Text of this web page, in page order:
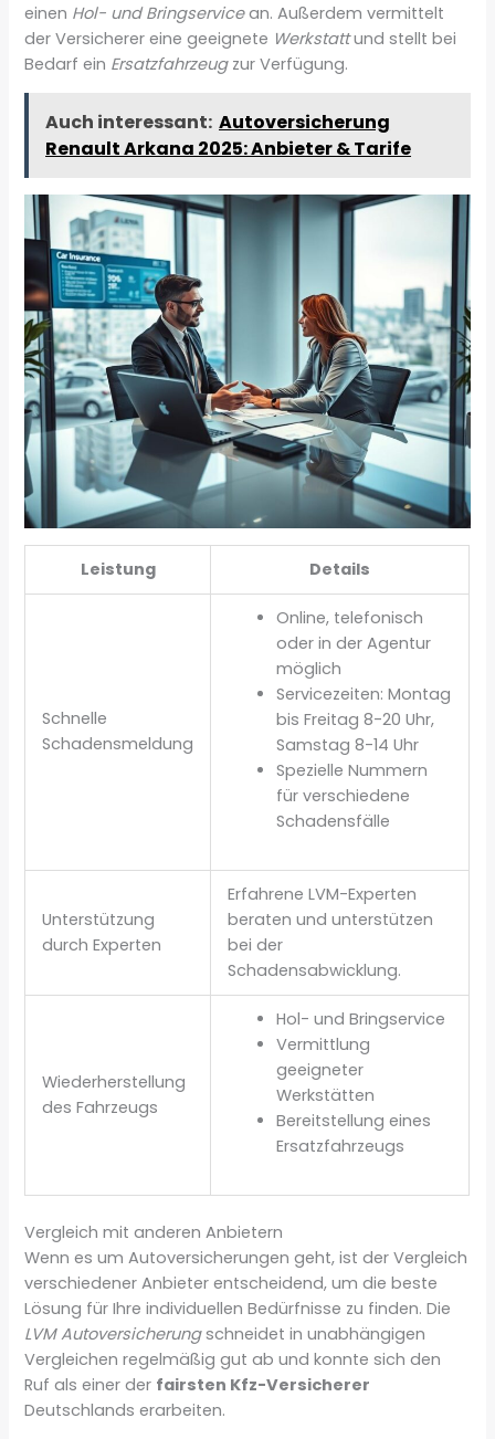
einen Hol- und Bringservicean. Außerdem vermittelt
der Versicherer eine geeignete Werkstattund stellt bei
Bedarf ein Ersatzfahrzeugzur Verfügung.
Auch interessant: Autoversicherung
Renault Arkana 2025: Anbieter & Tarife
Leistung Details
Schnelle
Schadensmeldung
Online, telefonisch
oder in der Agentur
möglich
Servicezeiten: Montag
bis Freitag 8-20 Uhr,
Samstag 8-14 Uhr
Spezielle Nummern
für verschiedene
Schadensfälle
Unterstützung
durch Experten
Erfahrene LVM-Experten
beraten und unterstützen
bei der
Schadensabwicklung.
Wiederherstellung
des Fahrzeugs
Hol- und Bringservice
Vermittlung
geeigneter
Werkstätten
Bereitstellung eines
Ersatzfahrzeugs
Vergleich mit anderen Anbietern
Wenn es um Autoversicherungen geht, ist der Vergleich
verschiedener Anbieter entscheidend, um die beste
Lösung für Ihre individuellen Bedürfnisse zu finden. Die
LVM Autoversicherungschneidet in unabhängigen
Vergleichen regelmäßig gut ab und konnte sich den
Ruf als einer der fairsten Kfz-Versicherer
Deutschlands erarbeiten.